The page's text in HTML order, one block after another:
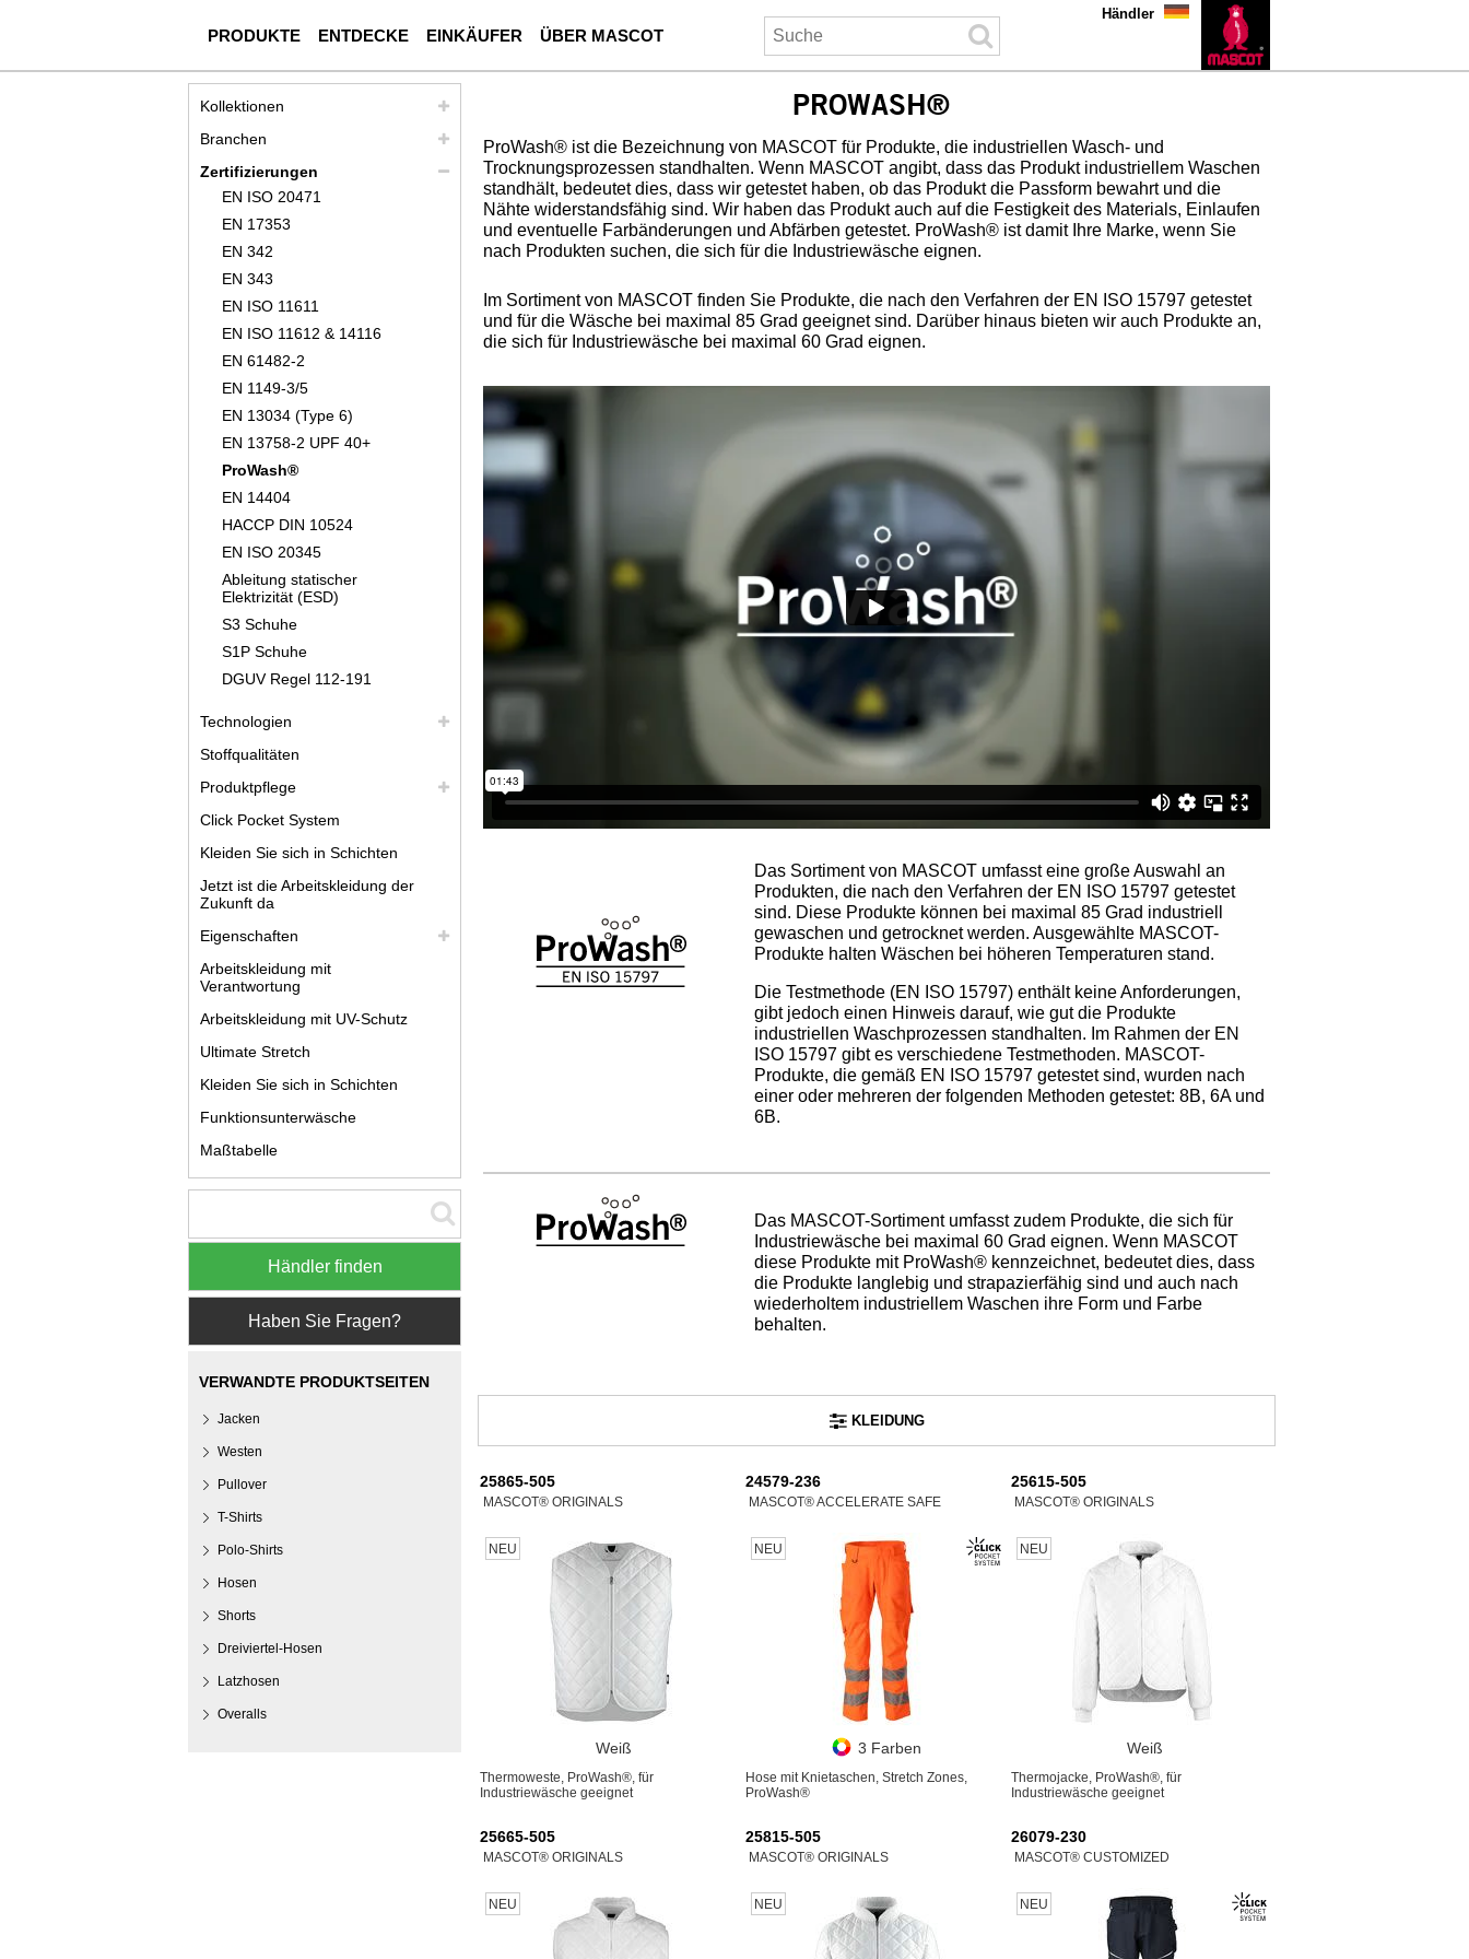
PRODUKTE ENTDECKE EINKÄUFER ÜBER MASCOT
Händler
PROWASH®
ProWash® ist die Bezeichnung von MASCOT für Produkte, die industriellen Wasch- und
Trocknungsprozessen standhalten. Wenn MASCOT angibt, dass das Produkt industriellem Waschen
standhält, bedeutet dies, dass wir getestet haben, ob das Produkt die Passform bewahrt und die
Nähte widerstandsfähig sind. Wir haben das Produkt auch auf die Festigkeit des Materials, Einlaufen
und eventuelle Farbänderungen und Abfärben getestet. ProWash® ist damit Ihre Marke, wenn Sie
nach Produkten suchen, die sich für die Industriewäsche eignen.
Im Sortiment von MASCOT finden Sie Produkte, die nach den Verfahren der EN ISO 15797 getestet
und für die Wäsche bei maximal 85 Grad geeignet sind. Darüber hinaus bieten wir auch Produkte an,
die sich für Industriewäsche bei maximal 60 Grad eignen.
Das Sortiment von MASCOT umfasst eine große Auswahl an
Produkten, die nach den Verfahren der EN ISO 15797 getestet
sind. Diese Produkte können bei maximal 85 Grad industriell
gewaschen und getrocknet werden. Ausgewählte MASCOT-
Produkte halten Wäschen bei höheren Temperaturen stand.
Die Testmethode (EN ISO 15797) enthält keine Anforderungen,
gibt jedoch einen Hinweis darauf, wie gut die Produkte
industriellen Waschprozessen standhalten. Im Rahmen der EN
ISO 15797 gibt es verschiedene Testmethoden. MASCOT-
Produkte, die gemäß EN ISO 15797 getestet sind, wurden nach
einer oder mehreren der folgenden Methoden getestet: 8B, 6A und
6B.
Das MASCOT-Sortiment umfasst zudem Produkte, die sich für
Industriewäsche bei maximal 60 Grad eignen. Wenn MASCOT
diese Produkte mit ProWash® kennzeichnet, bedeutet dies, dass
die Produkte langlebig und strapazierfähig sind und auch nach
wiederholtem industriellem Waschen ihre Form und Farbe
behalten.
KLEIDUNG
25865-505
MASCOT® ORIGINALS
NEU
Weiß
Thermoweste, ProWash®, für
Industriewäsche geeignet
24579-236
MASCOT® ACCELERATE SAFE
NEU
3 Farben
Hose mit Knietaschen, Stretch Zones,
ProWash®
25615-505
MASCOT® ORIGINALS
NEU
Weiß
Thermojacke, ProWash®, für
Industriewäsche geeignet
25665-505
MASCOT® ORIGINALS
NEU
25815-505
MASCOT® ORIGINALS
NEU
26079-230
MASCOT® CUSTOMIZED
NEU
Kollektionen
Branchen
Zertifizierungen
EN ISO 20471
EN 17353
EN 342
EN 343
EN ISO 11611
EN ISO 11612 & 14116
EN 61482-2
EN 1149-3/5
EN 13034 (Type 6)
EN 13758-2 UPF 40+
ProWash®
EN 14404
HACCP DIN 10524
EN ISO 20345
Ableitung statischer
Elektrizität (ESD)
S3 Schuhe
S1P Schuhe
DGUV Regel 112-191
Technologien
Stoffqualitäten
Produktpflege
Click Pocket System
Kleiden Sie sich in Schichten
Jetzt ist die Arbeitskleidung der
Zukunft da
Eigenschaften
Arbeitskleidung mit
Verantwortung
Arbeitskleidung mit UV-Schutz
Ultimate Stretch
Kleiden Sie sich in Schichten
Funktionsunterwäsche
Maßtabelle
Händler finden
Haben Sie Fragen?
VERWANDTE PRODUKTSEITEN
Jacken
Westen
Pullover
T-Shirts
Polo-Shirts
Hosen
Shorts
Dreiviertel-Hosen
Latzhosen
Overalls